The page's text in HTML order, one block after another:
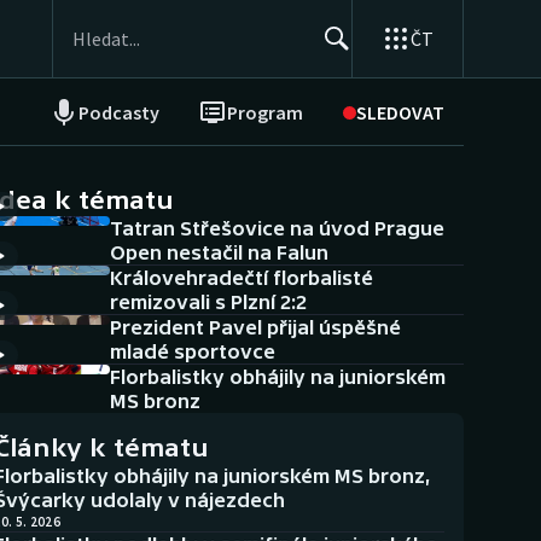
ČT
Podcasty Program SLEDOVAT
NEPŘEHLÉDNĚTE
Historické návraty
Aplikace ČT sport
AZ kvíz
k tématu
Tatran Střešovice na úvod Prague
Open nestačil na Falun
Královehradečtí florbalisté
remizovali s Plzní 2:2
Prezident Pavel přijal úspěšné
mladé sportovce
Florbalistky obhájily na juniorském
MS bronz
k tématu
obhájily na juniorském MS bronz,
udolaly v nájezdech
5. 2026